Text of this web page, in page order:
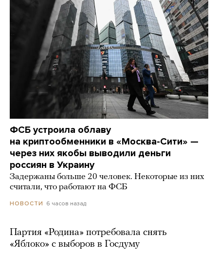
ФСБ устроила облаву
на криптообменники в «Москва-Сити» —
через них якобы выводили деньги
россиян в Украину
Задержаны больше 20 человек. Некоторые из них
считали, что работают на ФСБ
НОВОСТИ 6 часов назад
Партия «Родина» потребовала снять
«Яблоко» с выборов в Госдуму